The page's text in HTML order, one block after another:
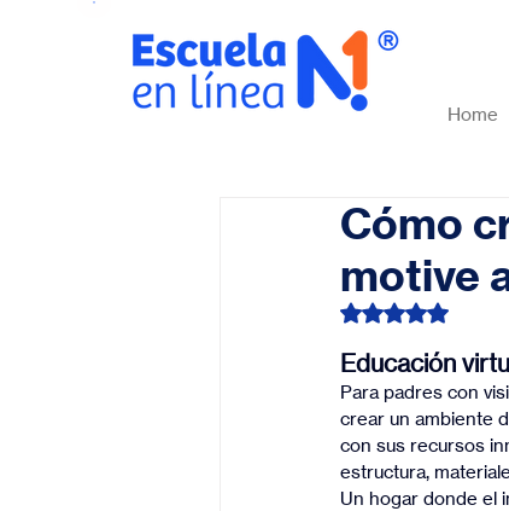
Home
Cómo
motive
Obtuvo NaN
Educación
Para padres con
crear un ambiente
con sus recursos
estructura,
Un hogar donde el